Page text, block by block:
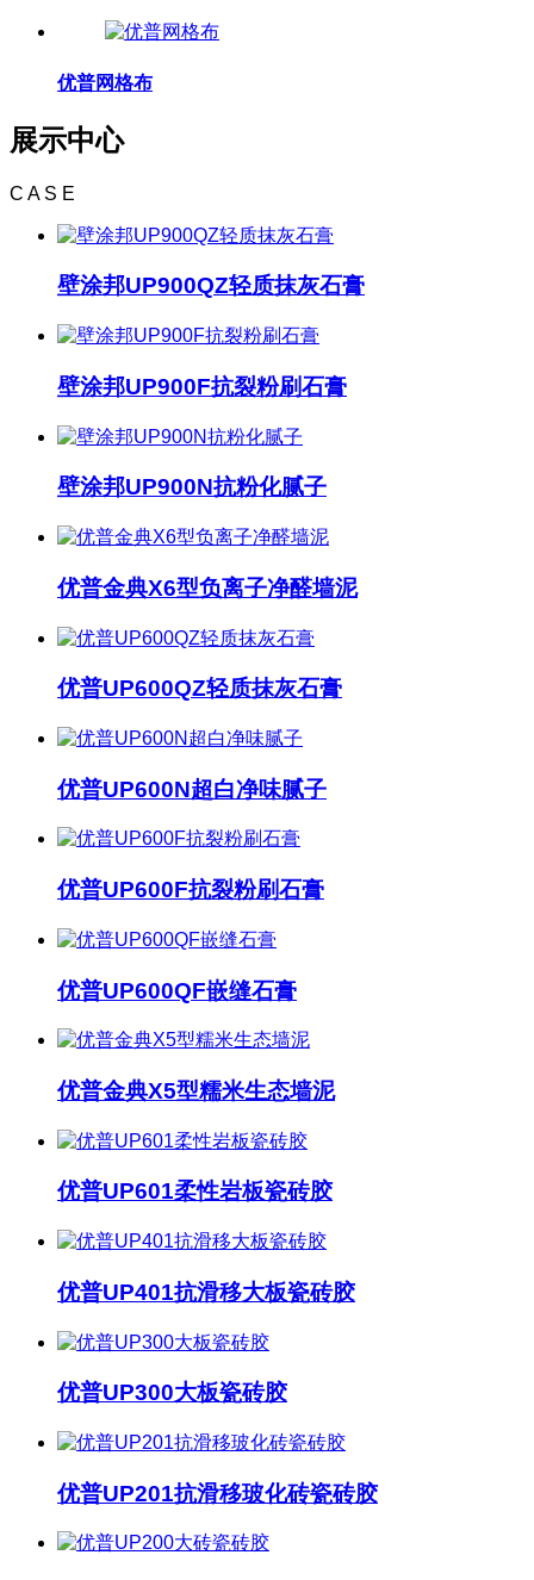
优普网格布
展示中心
C A S E
壁涂邦UP900QZ轻质抹灰石膏
壁涂邦UP900F抗裂粉刷石膏
壁涂邦UP900N抗粉化腻子
优普金典X6型负离子净醛墙泥
优普UP600QZ轻质抹灰石膏
优普UP600N超白净味腻子
优普UP600F抗裂粉刷石膏
优普UP600QF嵌缝石膏
优普金典X5型糯米生态墙泥
优普UP601柔性岩板瓷砖胶
优普UP401抗滑移大板瓷砖胶
优普UP300大板瓷砖胶
优普UP201抗滑移玻化砖瓷砖胶